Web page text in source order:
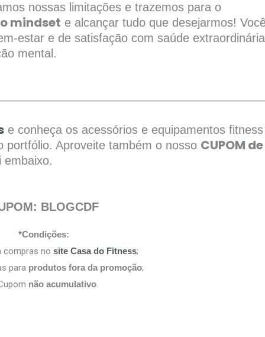
nossas limitações e trazemos para o
mindset e alcançar tudo que desejarmos!
estar e de satisfação com saúde
mental.
e conheça os acessórios e equipamentos fitness
portfólio. Aproveite também o nosso CUPOM de
embaixo.
BLOGCDF
*Condições:
compras no site Casa do Fitness;
para produtos fora da promoção;
não acumulativo.